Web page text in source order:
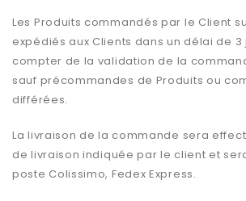
Les Produits commandés par le Client
expédiés aux Clients dans un délai de 3
compter de la validation de la
sauf précommandes de Produits ou
différées.
La livraison de la commande sera
de livraison indiquée par le client et
poste Colissimo, Fedex Express.